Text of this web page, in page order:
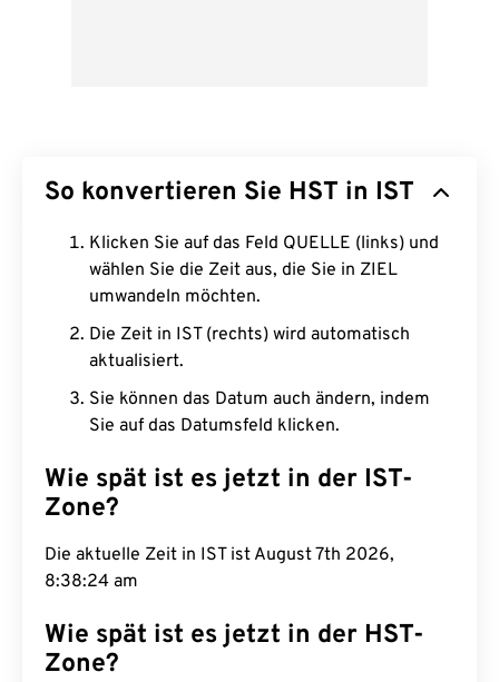
So konvertieren Sie HST in IST
Klicken Sie auf das Feld QUELLE (links) und
wählen Sie die Zeit aus, die Sie in ZIEL
umwandeln möchten.
Die Zeit in IST (rechts) wird automatisch
aktualisiert.
Sie können das Datum auch ändern, indem
Sie auf das Datumsfeld klicken.
Wie spät ist es jetzt in der IST-
Zone?
Die aktuelle Zeit in IST ist August 7th 2026,
8:38:25 am
Wie spät ist es jetzt in der HST-
Zone?